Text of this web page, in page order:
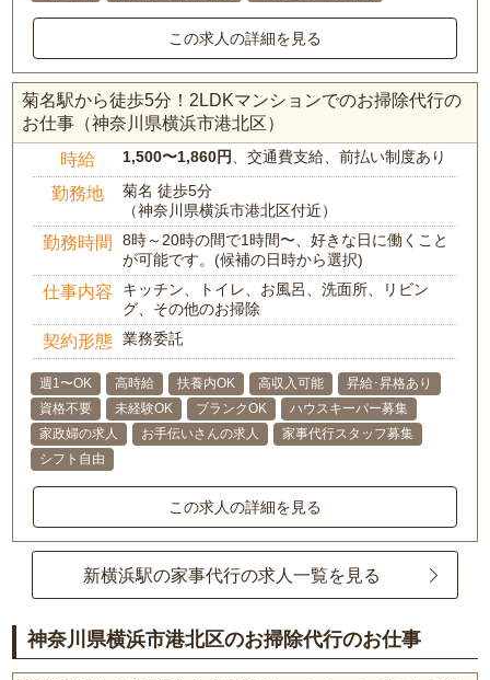
この求人の詳細を見る
菊名駅から徒歩5分！2LDKマンションでのお掃除代行の
お仕事（神奈川県横浜市港北区）
時給 1,500〜1,860円、交通費支給、前払い制度あり
勤務地
菊名 徒歩5分
（神奈川県横浜市港北区付近）
勤務時間
8時～20時の間で1時間〜、好きな日に働くこと
が可能です。(候補の日時から選択)
仕事内容
キッチン、トイレ、お風呂、洗面所、リビン
グ、その他のお掃除
契約形態 業務委託
週1〜OK 高時給 扶養内OK 高収入可能
昇給･昇格あり
資格不要
未経験OK ブランクOK
ハウスキーパー募集
家政婦の求人
お手伝いさんの求人
家事代行スタッフ募集
シフト自由
この求人の詳細を見る
新横浜駅の家事代行の求人一覧を見る
神奈川県横浜市港北区のお掃除代行のお仕事